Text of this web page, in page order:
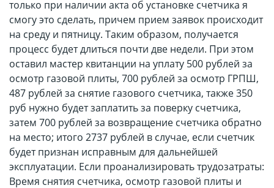
только при наличии акта об установке счетчика я
смогу это сделать, причем прием заявок происходит
на среду и пятницу. Таким образом, получается
процесс будет длиться почти две недели. При этом
оставил мастер квитанции на уплату 500 рублей за
осмотр газовой плиты, 700 рублей за осмотр ГРПШ,
487 рублей за снятие газового счетчика, также 350
руб нужно будет заплатить за поверку счетчика,
затем 700 рублей за возвращение счетчика обратно
на место; итого 2737 рублей в случае, если счетчик
будет признан исправным для дальнейшей
эксплуатации. Если проанализировать трудозатраты:
Время снятия счетчика, осмотр газовой плиты и